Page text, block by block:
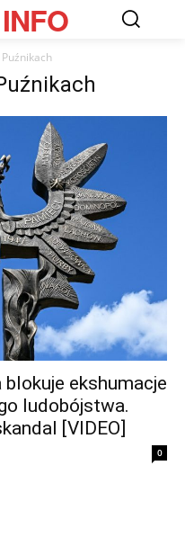
INFO
blokuje ekshumacje
ludobójstwa.
[VIDEO]
0